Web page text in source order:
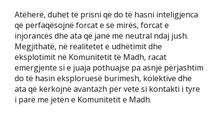
Atëherë, duhet të prisni që do të hasni inteligjenca
që përfaqësojnë forcat e së mirës, forcat e
injorancës dhe ata që janë më neutral ndaj jush.
Megjithatë, në realitetet e udhëtimit dhe
eksplotimit në Komunitetit të Madh, racat
emergjente si e juaja pothuajse pa asnjë përjashtim
do të hasin eksploruesë burimesh, kolektive dhe
ata që kërkojnë avantazh për vete si kontakti i tyre
i parë me jetën e Komunitetit e Madh.